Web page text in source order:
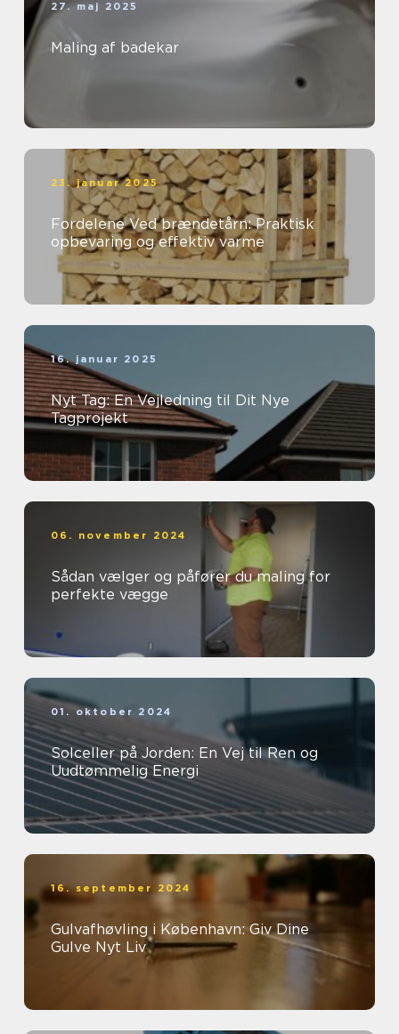
27. maj 2025
Maling af badekar
23. januar 2025
Fordelene Ved brændetårn: Praktisk
opbevaring og effektiv varme
16. januar 2025
Nyt Tag: En Vejledning til Dit Nye
Tagprojekt
06. november 2024
Sådan vælger og påfører du maling for
perfekte vægge
01. oktober 2024
Solceller på Jorden: En Vej til Ren og
Uudtømmelig Energi
16. september 2024
Gulvafhøvling i København: Giv Dine
Gulve Nyt Liv